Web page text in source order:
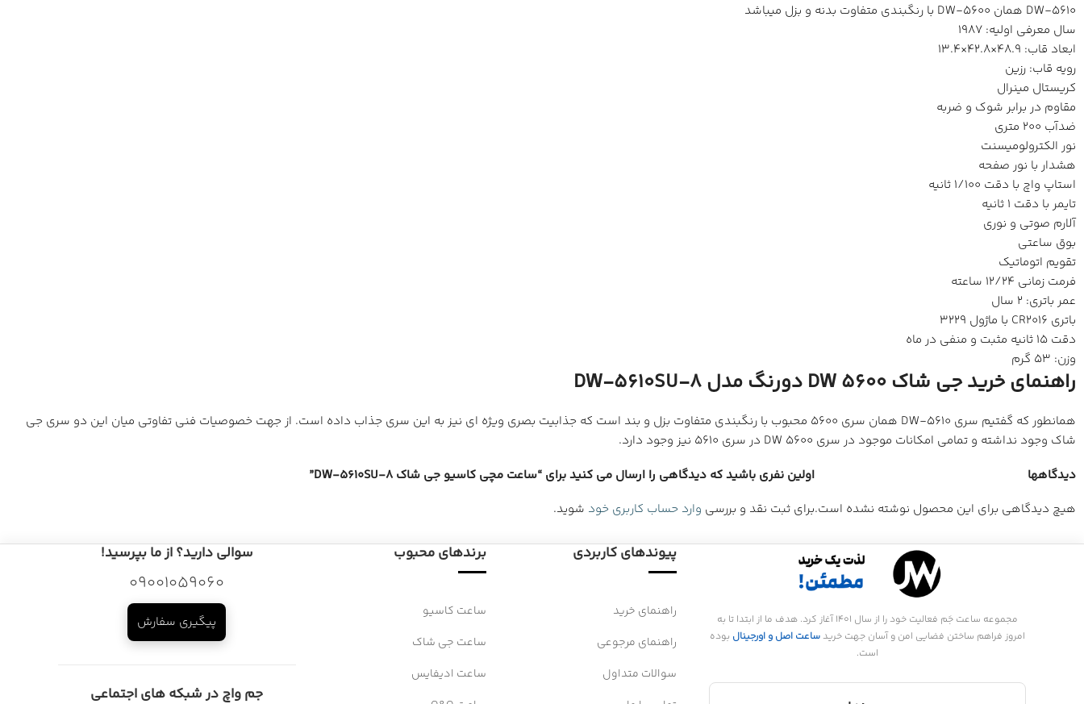
DW-5610 همان DW-5600 با رنگبندی متفاوت بدنه و بزل میباشد
سال معرفی اولیه: 1987
ابعاد قاب: 48.9×42.8×13.4
رویه قاب: رزین
کریستال مینرال
مقاوم در برابر شوک و ضربه
ضدآب 200 متری
نور الکترولومیسنت
هشدار با نور صفحه
استاپ واچ با دقت 1/100 ثانیه
تایمر با دقت 1 ثانیه
آلارم صوتی و نوری
بوق ساعتی
تقویم اتوماتیک
فرمت زمانی 12/24 ساعته
عمر باتری: 2 سال
باتری CR2016 با ماژول 3229
دقت 15 ثانیه مثبت و منفی در ماه
وزن: 53 گرم
راهنمای خرید جی شاک DW 5600 دورنگ مدل DW-5610SU-8
همانطور که گفتیم سری DW-5610 همان سری 5600 محبوب با رنگبندی متفاوت بزل و بند است که جذابیت بصری ویژه ای نیز به این سری جذاب داده است. از جهت خصوصیات فنی تفاوتی میان این دو سری جی
شاک وجود نداشته و تمامی امکانات موجود در سری DW 5600 در سری 5610 نیز وجود دارد.
دیدگاهها
هیچ دیدگاهی برای این محصول نوشته نشده است.
اولین نفری باشید که دیدگاهی را ارسال می کنید برای “ساعت مچی کاسیو جی شاک DW-5610SU-8”
برای ثبت نقد و بررسی وارد حساب کاربری خود شوید.
مجموعه ساعت جَم فعالیت خود را از سال 1401 آغاز کرد. هدف ما از ابتدا تا به
امروز فراهم ساختن فضایی امن و آسان جهت خرید ساعت اصل و اورجینال بوده
است.
پیوندهای کاربردی
راهنمای خرید
راهنمای مرجوعی
سوالات متداول
برندهای محبوب
ساعت کاسیو
ساعت جی شاک
ساعت ادیفایس
سوالی دارید؟ از ما بپرسید!
09001059060
پیگیری سفارش
جم واچ در شبکه های اجتماعی